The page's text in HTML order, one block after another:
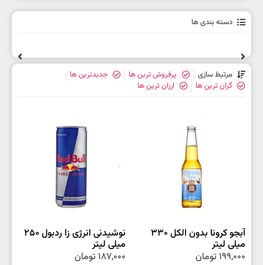
دسته بندی ها
مرتبط سازی پرفروش ترین ها
جدیدترین ها
گران ترین ها
ارزان ترین ها
آبجو کرونا بدون الکل 330
میلی لیتر
199,000 تومان
نوشیدنی انرژی زا ردبول 250
میلی لیتر
187,000 تومان